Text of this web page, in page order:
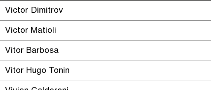
Victor Dimitrov
Victor Matioli
Vitor Barbosa
Vitor Hugo Tonin